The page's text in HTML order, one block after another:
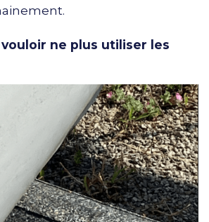
vouloir ne plus utiliser les